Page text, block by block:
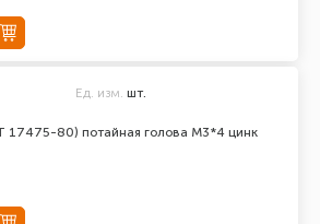
17475-80) потайная голова М3*4 цинк
Ед. изм. шт.